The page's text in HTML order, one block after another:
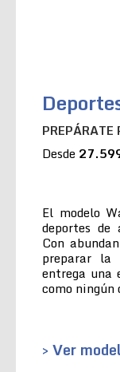
PREPÁRATE
Desde
El modelo
deportes
Con
preparar la
entrega una
como ningún
> Ver